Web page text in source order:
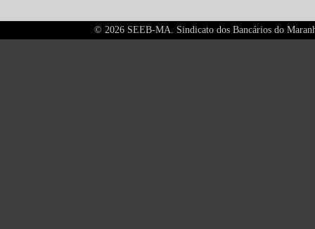
© 2026 SEEB-MA. Sindicato dos Bancários do